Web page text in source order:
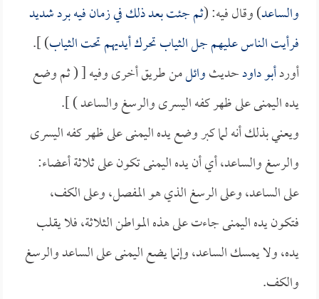
والساعد) وقال فيه: (ثم جئت بعد ذلك في زمان فيه برد شديد
فرأيت الناس عليهم جل الثياب تحرك أيديهم تحت الثياب) ].
أوردأبو داودحديثوائلمن طريق أخرى وفيه [ ( ثم وضع
يده اليمنى على ظهر كفه اليسرى والرسغ والساعد ) ].
ويعني بذلك أنه لما كبر وضع يده اليمنى على ظهر كفه اليسرى
والرسغ والساعد، أي أن يده اليمنى تكون على ثلاثة أعضاء:
على الساعد، وعلى الرسغ الذي هو المفصل، وعلى الكف،
فتكون يده اليمنى جاءت على هذه المواطن الثلاثة، فلا يقلب
يده، ولا يمسك الساعد، وإنما يضع اليمنى على الساعد والرسغ
والكف.